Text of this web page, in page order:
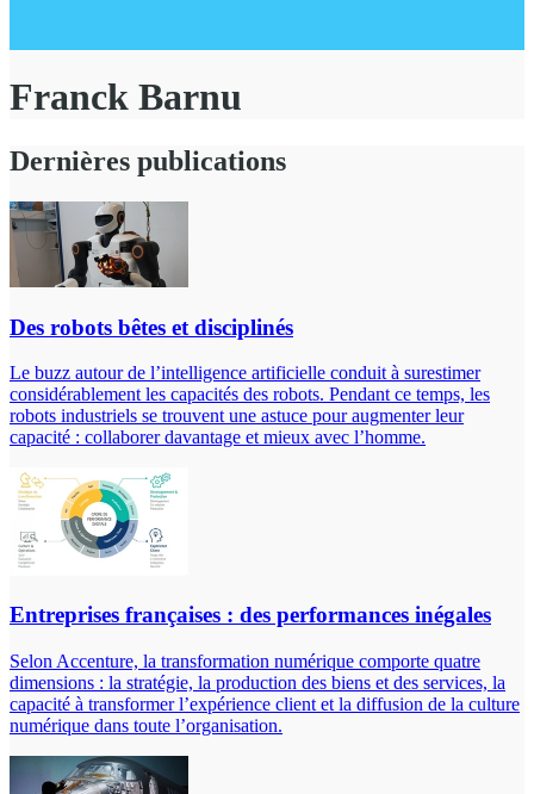
Franck Barnu
Dernières publications
Des robots bêtes et disciplinés
Le buzz autour de l’intelligence artificielle conduit à surestimer
considérablement les capacités des robots. Pendant ce temps, les
robots industriels se trouvent une astuce pour augmenter leur
capacité : collaborer davantage et mieux avec l’homme.
Entreprises françaises : des performances inégales
Selon Accenture, la transformation numérique comporte quatre
dimensions : la stratégie, la production des biens et des services, la
capacité à transformer l’expérience client et la diffusion de la culture
numérique dans toute l’organisation.